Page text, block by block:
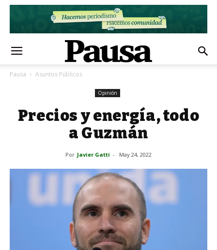
Pausa Asuntos Públicos
Opinión
Precios y energía, todo
a Guzmán
Por Javier Gatti - May 24, 2022